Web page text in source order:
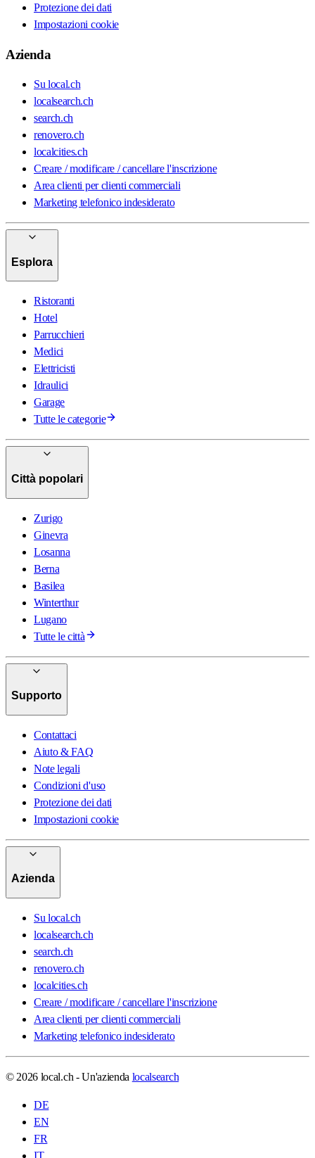
Protezione dei dati
Impostazioni cookie
Azienda
Su local.ch
localsearch.ch
search.ch
renovero.ch
localcities.ch
Creare / modificare / cancellare l'inscrizione
Area clienti per clienti commerciali
Marketing telefonico indesiderato
Esplora
Ristoranti
Hotel
Parrucchieri
Medici
Elettricisti
Idraulici
Garage
Tutte le categorie
Città popolari
Zurigo
Ginevra
Losanna
Berna
Basilea
Winterthur
Lugano
Tutte le città
Supporto
Contattaci
Aiuto & FAQ
Note legali
Condizioni d'uso
Protezione dei dati
Impostazioni cookie
Azienda
Su local.ch
localsearch.ch
search.ch
renovero.ch
localcities.ch
Creare / modificare / cancellare l'inscrizione
Area clienti per clienti commerciali
Marketing telefonico indesiderato
© 2026 local.ch - Un'azienda localsearch
DE
EN
FR
IT